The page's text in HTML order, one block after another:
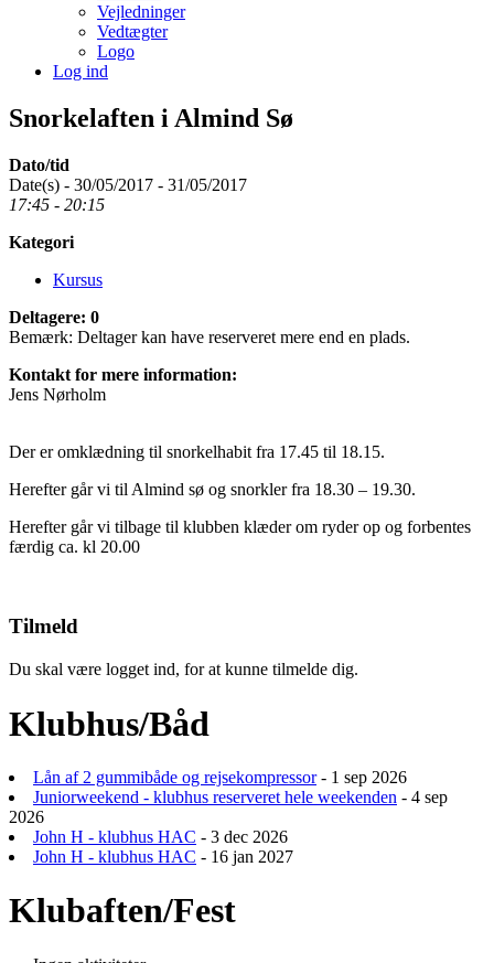
Vejledninger
Vedtægter
Logo
Log ind
Snorkelaften i Almind Sø
Dato/tid
Date(s) - 30/05/2017 - 31/05/2017
17:45 - 20:15
Kategori
Kursus
Deltagere: 0
Bemærk: Deltager kan have reserveret mere end en plads.
Kontakt for mere information:
Jens Nørholm
Der er omklædning til snorkelhabit fra 17.45 til 18.15.
Herefter går vi til Almind sø og snorkler fra 18.30 – 19.30.
Herefter går vi tilbage til klubben klæder om ryder op og forbentes
færdig ca. kl 20.00
Tilmeld
Du skal være logget ind, for at kunne tilmelde dig.
Klubhus/Båd
Lån af 2 gummibåde og rejsekompressor- 1 sep 2026
Juniorweekend - klubhus reserveret hele weekenden - 4 sep
2026
John H - klubhus HAC - 3 dec 2026
John H - klubhus HAC - 16 jan 2027
Klubaften/Fest